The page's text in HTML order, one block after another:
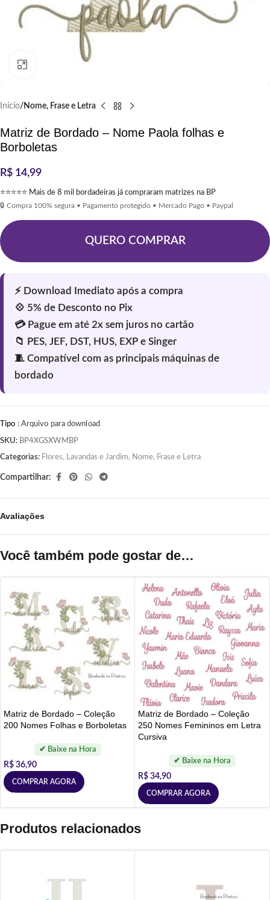
Clique para ampliar
Início Nome, Frase e Letra
Matriz de Bordado – Nome Paola folhas e
Borboletas
R$ 14,99
⭐⭐⭐⭐⭐ Mais de 8 mil bordadeiras já compraram matrizes na BP
🔒 Compra 100% segura • Pagamento protegido • Mercado Pago • Paypal
QUERO COMPRAR
Tipo : Arquivo para download
SKU: BP4XGSXWMBP
Categorias: Flores, Lavandas e Jardim, Nome, Frase e Letra
Compartilhar:
Avaliações
Você também pode gostar de…
Matriz de Bordado – Coleção
200 Nomes Folhas e Borboletas
R$ 36,90
COMPRAR AGORA
Matriz de Bordado – Coleção
250 Nomes Femininos em Letra
Cursiva
R$ 34,90
COMPRAR AGORA
Produtos relacionados